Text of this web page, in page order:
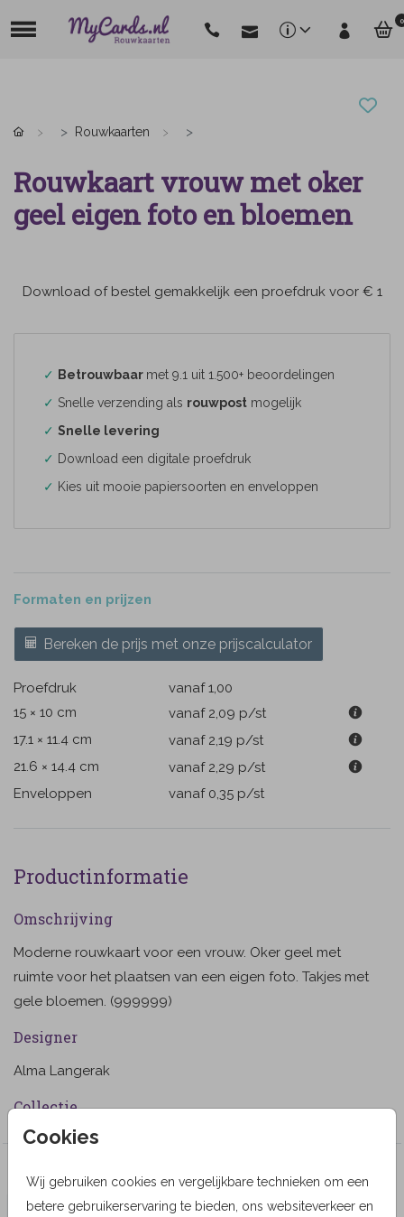
0
Cookies
Wij gebruiken cookies en vergelijkbare technieken om een
betere gebruikerservaring te bieden, ons websiteverkeer en
Rouwkaarten
Rouwkaart vrouw met oker
geel eigen foto en bloemen
Download of bestel gemakkelijk een proefdruk voor € 1
✓ Betrouwbaar met 9.1 uit 1.500+ beoordelingen
✓ Snelle verzending als rouwpost mogelijk
✓ Snelle levering
✓ Download een digitale proefdruk
✓ Kies uit mooie papiersoorten en enveloppen
Formaten en prijzen
Bereken de prijs met onze prijscalculator
Proefdruk
vanaf 1,00
15 × 10 cm
vanaf 2,09 p/st
17.1 × 11.4 cm
vanaf 2,19 p/st
21.6 × 14.4 cm
vanaf 2,29 p/st
Enveloppen
vanaf 0,35 p/st
Productinformatie
Omschrijving
Moderne rouwkaart voor een vrouw. Oker geel met
ruimte voor het plaatsen van een eigen foto. Takjes met
gele bloemen. (999999)
Designer
Alma Langerak
Collectie
Meer in dezelfde stijl